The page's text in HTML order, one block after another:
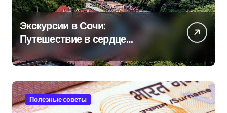
Экскурсии в Сочи:
Путешествие в сердце
Черноморского курорта
Полезные советы